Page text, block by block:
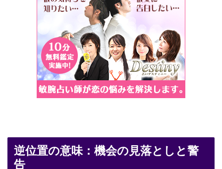
逆位置の意味：機会の見落としと警
告